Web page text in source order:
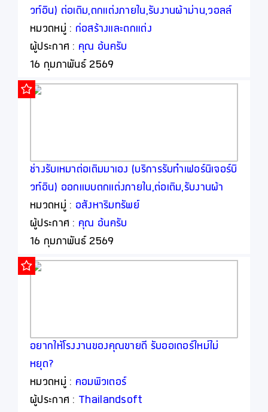
วท์อิน) ต่อเติม,ตกแต่งภายใน,รับงานผ้าม่าน,วอลล์
เปเปอร์ โดยออกแบบพร้อมให้คำปรึกษาฟรี (เรารับ
งานโดยตรงจากท่าน)
หมวดหมู่ : ก่อสร้างและตกแต่ง
ผู้ประกาศ : คุณ อ้นครับ
16 กุมภาพันธ์ 2569
ช่างรับเหมาต่อเติมมาเอง (บริการรับทำเฟอร์นิเจอร์บิ
วท์อิน) ออกแบบตกแต่งภายใน,ต่อเติม,รับงานผ้า
ม่าน,วอลล์เปเปอร์ โดยออกแบบพร้อมให้คำปรึกษา
ฟรี (เรารับงานโดยตรงจากท่าน)
หมวดหมู่ : อสังหาริมทรัพย์
ผู้ประกาศ : คุณ อ้นครับ
16 กุมภาพันธ์ 2569
อยากให้โรงงานของคุณขายดี รับออเดอร์ใหม่ไม่
หยุด?
หมวดหมู่ : คอมพิวเตอร์
ผู้ประกาศ : Thailandsoft